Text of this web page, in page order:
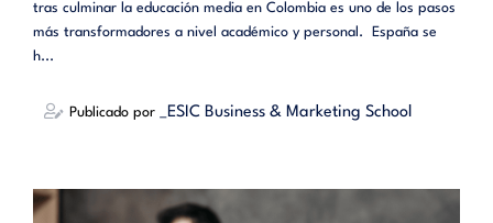
tras culminar la educación media en Colombia es uno de los pasos
más transformadores a nivel académico y personal. España se
h...
Publicado por _ESIC Business & Marketing School